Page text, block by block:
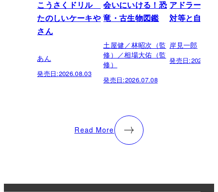
こうさくドリル
たのしいケーキや
さん
あん
発売日:2026.08.03
会いにいける！恐
竜・古生物図鑑
土屋健／林昭次（監
修）／相場大佑（監
修）
発売日:2026.07.08
アドラーの
対等と自立
岸見一郎
発売日:
Read More